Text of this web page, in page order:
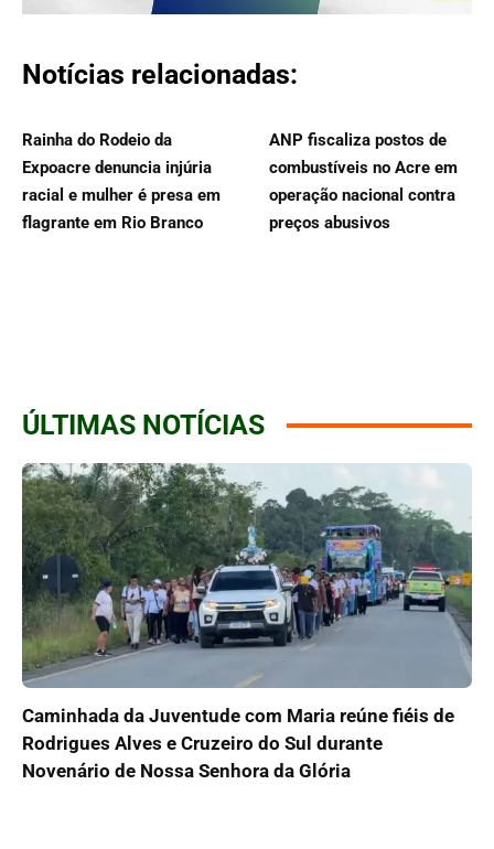
Notícias relacionadas:
Rainha do Rodeio da
Expoacre denuncia injúria
racial e mulher é presa em
flagrante em Rio Branco
ANP fiscaliza postos de
combustíveis no Acre em
operação nacional contra
preços abusivos
ÚLTIMAS NOTÍCIAS
Caminhada da Juventude com Maria reúne fiéis de
Rodrigues Alves e Cruzeiro do Sul durante
Novenário de Nossa Senhora da Glória